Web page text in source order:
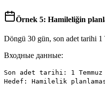
Örnek 5: Hamileliğin
Döngü 30 gün, son adet tarihi 1
Входные данные:
Son adet tarihi: 1 Temmuz
Hedef: Hamilelik